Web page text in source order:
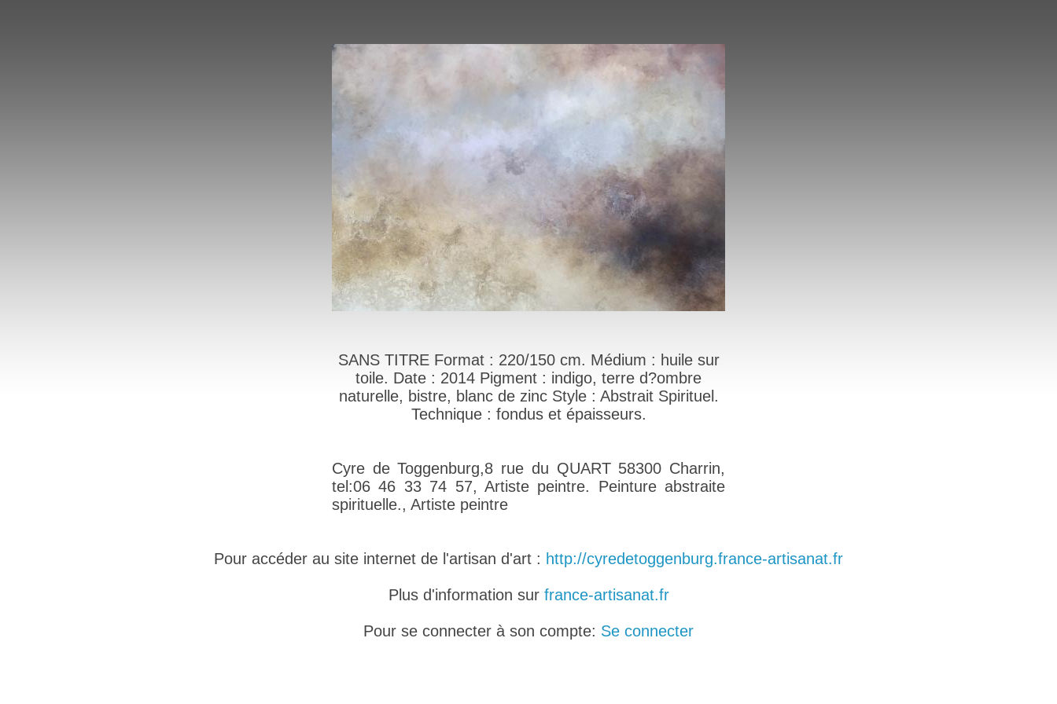
SANS TITRE Format : 220/150 cm. Médium : huile sur
toile. Date : 2014 Pigment : indigo, terre d?ombre
naturelle, bistre, blanc de zinc Style : Abstrait Spirituel.
Technique : fondus et épaisseurs.
Cyre de Toggenburg,8 rue du QUART 58300 Charrin,
tel:06 46 33 74 57, Artiste peintre. Peinture abstraite
spirituelle., Artiste peintre
Pour accéder au site internet de l'artisan d'art : http://cyredetoggenburg.france-artisanat.fr
Plus d'information sur france-artisanat.fr
Pour se connecter à son compte: Se connecter